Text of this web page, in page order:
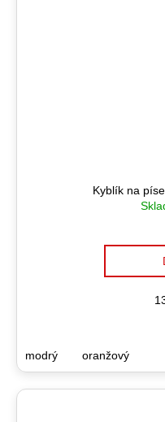
Kyblík na
modrý oranžový